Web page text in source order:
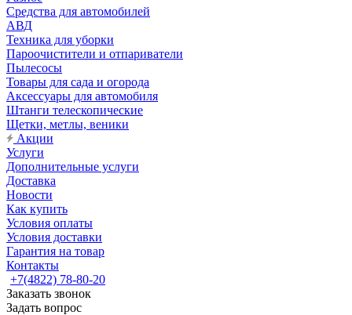
Средства для автомобилей
АВД
Техника для уборки
Пароочистители и отпариватели
Пылесосы
Товары для сада и огорода
Аксессуары для автомобиля
Штанги телескопические
Щетки, метлы, веники
Акции
Услуги
Дополнительные услуги
Доставка
Новости
Как купить
Условия оплаты
Условия доставки
Гарантия на товар
Контакты
+7(4822) 78-80-20
Заказать звонок
Задать вопрос